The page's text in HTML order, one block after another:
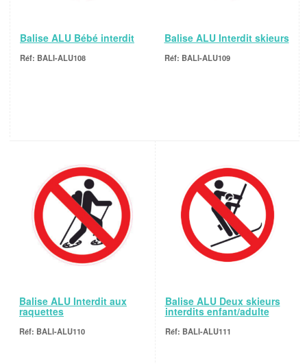
Balise ALU Bébé interdit
BALI-ALU108
Balise ALU Interdit skieurs
BALI-ALU109
Balise ALU Interdit aux
raquettes
BALI-ALU110
Balise ALU Deux skieurs
interdits enfant/adulte
BALI-ALU111